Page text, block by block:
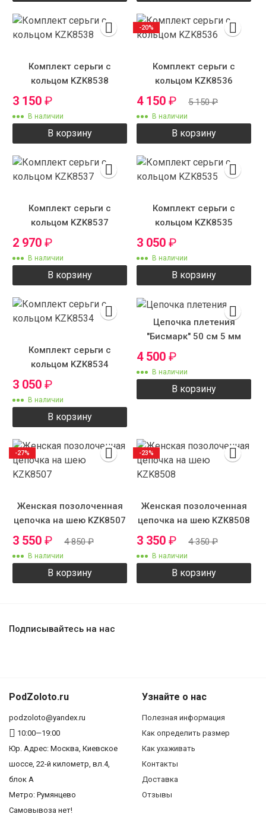
Комплект серьги с
кольцом KZK8538
3 150 ₽
В наличии
В корзину
Комплект серьги с
кольцом KZK8536
4 150 ₽ 5 150₽
В наличии
В корзину
-20%
Комплект серьги с
кольцом KZK8537
2 970 ₽
В наличии
В корзину
Комплект серьги с
кольцом KZK8535
3 050 ₽
В наличии
В корзину
Комплект серьги с
кольцом KZK8534
3 050 ₽
В наличии
В корзину
Цепочка плетения
"Бисмарк" 50 см 5 мм
4 500 ₽
В наличии
В корзину
Женская позолоченная
цепочка на шею KZK8507
3 550 ₽ 4 850₽
В наличии
В корзину
-27%
Женская позолоченная
цепочка на шею KZK8508
3 350 ₽ 4 350₽
В наличии
В корзину
-23%
Подписывайтесь на нас
PodZoloto.ru
podzoloto@yandex.ru
10:00—19:00
Юр. Адреc: Москва, Киевское
шоссе, 22-й километр, вл.4,
блок А
Метро: Румянцево
Самовывоза нет!
Узнайте о нас
Полезная информация
Как определить размер
Как ухаживать
Контакты
Доставка
Отзывы